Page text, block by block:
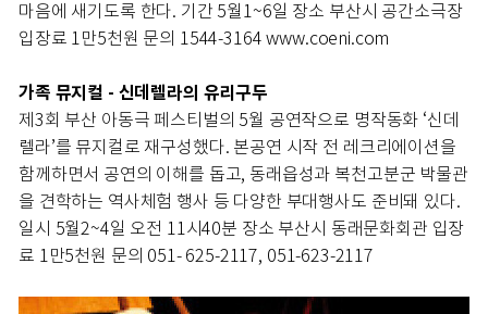
마음에 새기도록 한다. 기간 5월1~6일 장소 부산시 공간소극장
입장료 1만5천원 문의 1544-3164 www.coeni.com
가족 뮤지컬 - 신데렐라의 유리구두
제3회 부산 아동극 페스티벌의 5월 공연작으로 명작동화 ‘신데
렐라’를 뮤지컬로 재구성했다. 본공연 시작 전 레크리에이션을
함께하면서 공연의 이해를 돕고, 동래읍성과 복천고분군 박물관
을 견학하는 역사체험 행사 등 다양한 부대행사도 준비돼 있다.
일시 5월2~4일 오전 11시40분 장소 부산시 동래문화회관 입장
료 1만5천원 문의 051- 625-2117, 051-623-2117